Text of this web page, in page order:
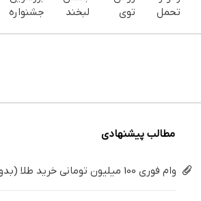
تحمل
کن
توی
لبخند
جشنواره
میلیون !
مطالب پیشنهادی
وام فوری 100 میلیون تومانی خرید طلا (بدون ضامن)